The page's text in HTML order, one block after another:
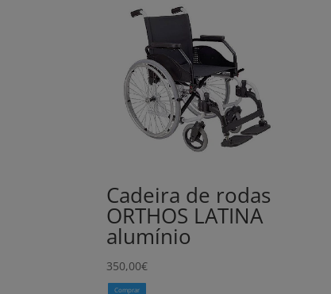
Cadeira de rodas
ORTHOS LATINA
alumínio
350,00€
Comprar